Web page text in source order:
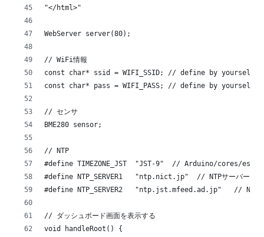
"</html>"
WebServer server(80);
// WiFi情報
const char* ssid = WIFI_SSID; // define by yourself
const char* pass = WIFI_PASS; // define by yourself
// センサ
BME280 sensor;
// NTP
#define TIMEZONE_JST  "JST-9"  // Arduino/cores/
#define NTP_SERVER1   "ntp.nict.jp"  // NTPサーバー
#define NTP_SERVER2   "ntp.jst.mfeed.ad.jp"   // NTPサ
// ダッシュボード画面を表示する
void handleRoot() {